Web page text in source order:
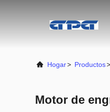
Hogar> Productos>
Motor de